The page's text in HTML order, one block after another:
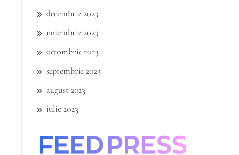
decembrie 2023
noiembrie 2023
octombrie 2023
septembrie 2023
august 2023
iulie 2023